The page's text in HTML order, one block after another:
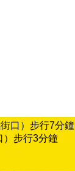
口）步行7分鐘
）步行3分鐘